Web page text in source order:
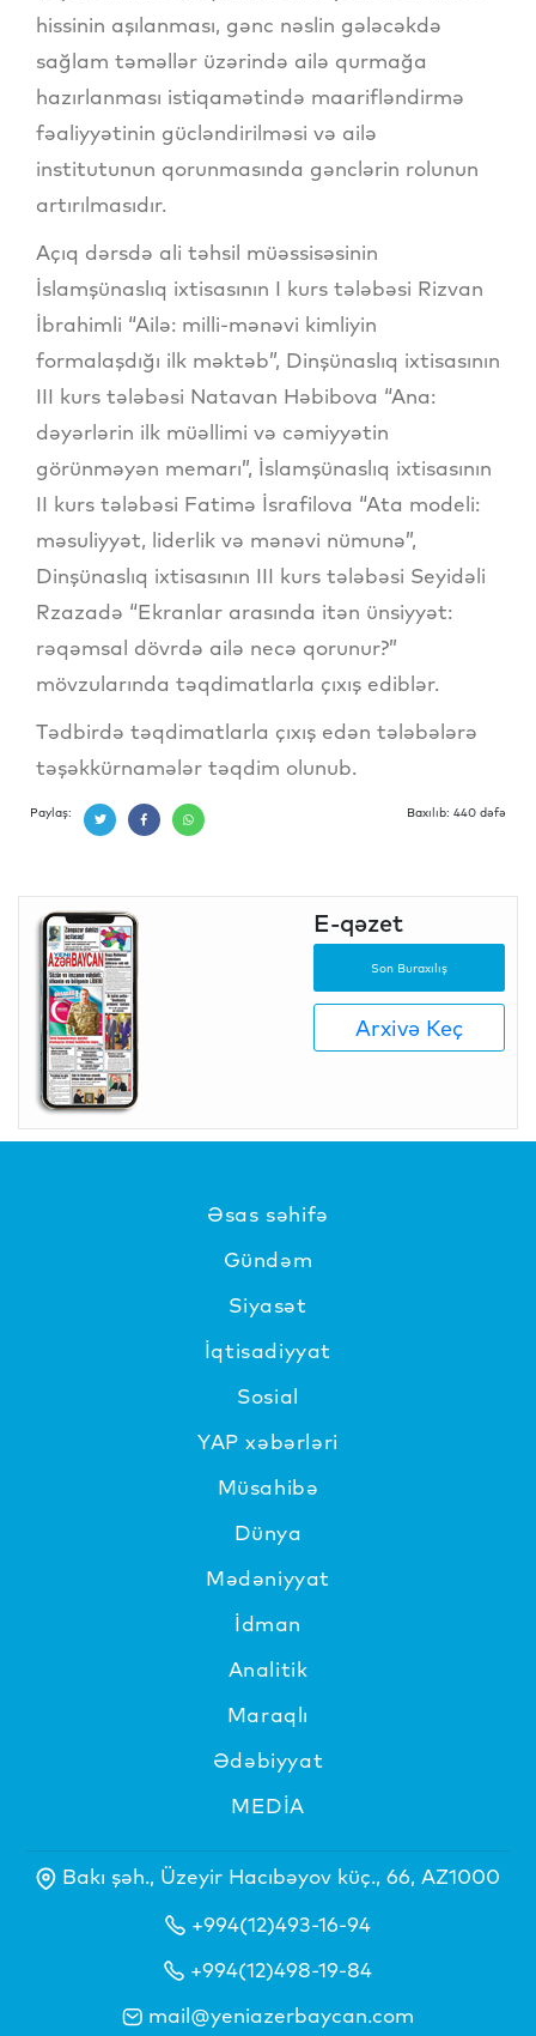
hissinin aşılanması, gənc nəslin gələcəkdə
sağlam təməllər üzərində ailə qurmağa
hazırlanması istiqamətində maarifləndirmə
fəaliyyətinin gücləndirilməsi və ailə
institutunun qorunmasında gənclərin rolunun
artırılmasıdır.
Açıq dərsdə ali təhsil müəssisəsinin
İslamşünaslıq ixtisasının I kurs tələbəsi Rizvan
İbrahimli “Ailə: milli-mənəvi kimliyin
formalaşdığı ilk məktəb”, Dinşünaslıq ixtisasının
III kurs tələbəsi Natavan Həbibova “Ana:
dəyərlərin ilk müəllimi və cəmiyyətin
görünməyən memarı”, İslamşünaslıq ixtisasının
II kurs tələbəsi Fatimə İsrafilova “Ata modeli:
məsuliyyət, liderlik və mənəvi nümunə”,
Dinşünaslıq ixtisasının III kurs tələbəsi Seyidəli
Rzazadə “Ekranlar arasında itən ünsiyyət:
rəqəmsal dövrdə ailə necə qorunur?”
mövzularında təqdimatlarla çıxış ediblər.
Tədbirdə təqdimatlarla çıxış edən tələbələrə
təşəkkürnamələr təqdim olunub.
Paylaş: Baxılıb: 440 dəfə
E-qəzet
Son Buraxılış
Arxivə Keç
Əsas səhifə
Gündəm
Siyasət
İqtisadiyyat
Sosial
YAP xəbərləri
Müsahibə
Dünya
Mədəniyyat
İdman
Analitik
Maraqlı
Ədəbiyyat
MEDİA
Bakı şəh., Üzeyir Hacıbəyov küç., 66, AZ1000
+994(12)493-16-94
+994(12)498-19-84
mail@yeniazerbaycan.com